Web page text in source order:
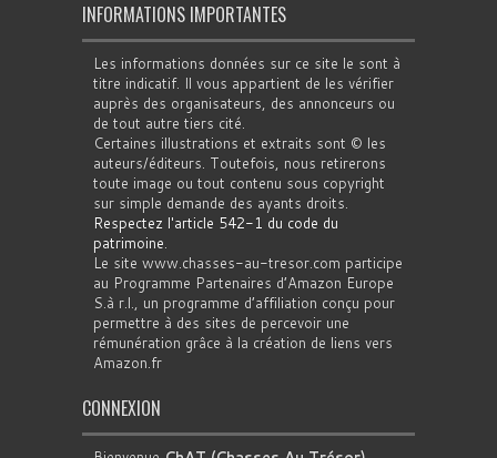
INFORMATIONS IMPORTANTES
Les informations données sur ce site le sont à
titre indicatif. Il vous appartient de les vérifier
auprès des organisateurs, des annonceurs ou
de tout autre tiers cité.
Certaines illustrations et extraits sont © les
auteurs/éditeurs. Toutefois, nous retirerons
toute image ou tout contenu sous copyright
sur simple demande des ayants droits.
Respectez l'article 542-1 du code du
patrimoine.
Le site www.chasses-au-tresor.com participe
au Programme Partenaires d’Amazon Europe
S.à r.l., un programme d’affiliation conçu pour
permettre à des sites de percevoir une
rémunération grâce à la création de liens vers
Amazon.fr
CONNEXION